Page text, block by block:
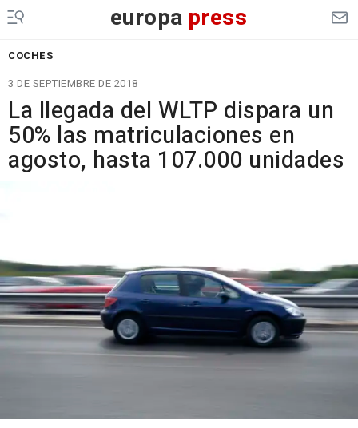
europa press
COCHES
3 DE SEPTIEMBRE DE 2018
La llegada del WLTP dispara un
50% las matriculaciones en
agosto, hasta 107.000 unidades